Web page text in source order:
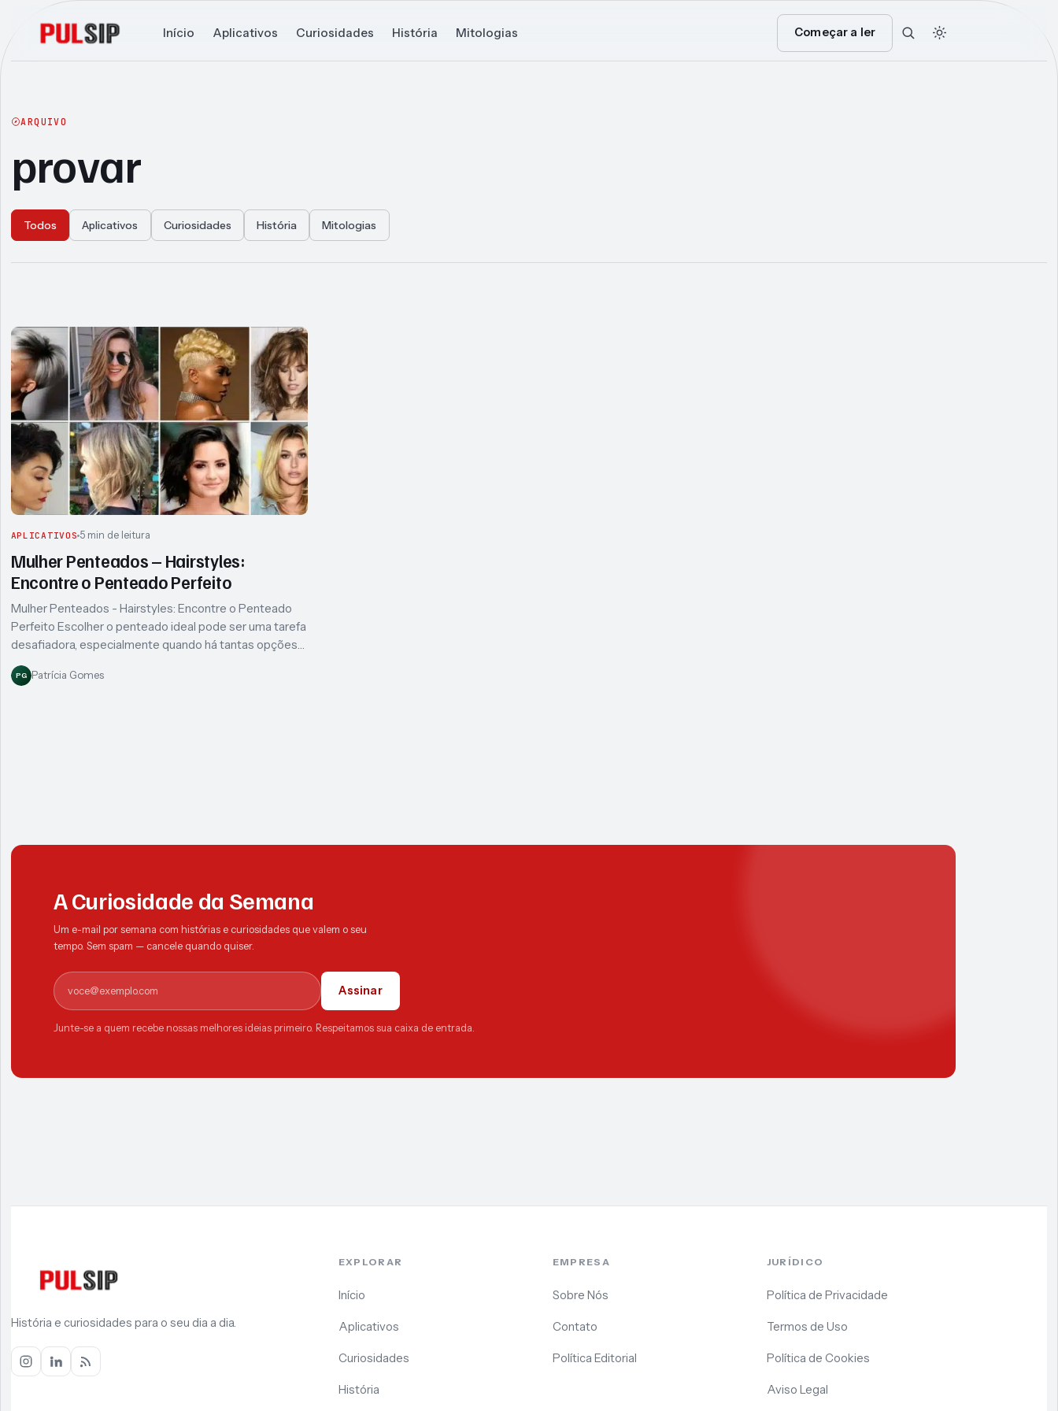
Início Aplicativos Curiosidades História Mitologias Começar a ler
ARQUIVO
provar
Todos Aplicativos Curiosidades História Mitologias
Articles
APLICATIVOS 5 min de leitura
Mulher Penteados – Hairstyles:
Encontre o Penteado Perfeito
Mulher Penteados - Hairstyles: Encontre o Penteado
Perfeito Escolher o penteado ideal pode ser uma tarefa
desafiadora, especialmente quando há tantas opções…
PG Patrícia Gomes
A Curiosidade da Semana
Um e-mail por semana com histórias e curiosidades que valem o seu
tempo. Sem spam — cancele quando quiser.
E-mail
Assinar
Junte-se a quem recebe nossas melhores ideias primeiro. Respeitamos sua caixa de entrada.
História e curiosidades para o seu dia a dia.
EXPLORAR
Início
Aplicativos
Curiosidades
História
EMPRESA
Sobre Nós
Contato
Política Editorial
JURÍDICO
Política de Privacidade
Termos de Uso
Política de Cookies
Aviso Legal